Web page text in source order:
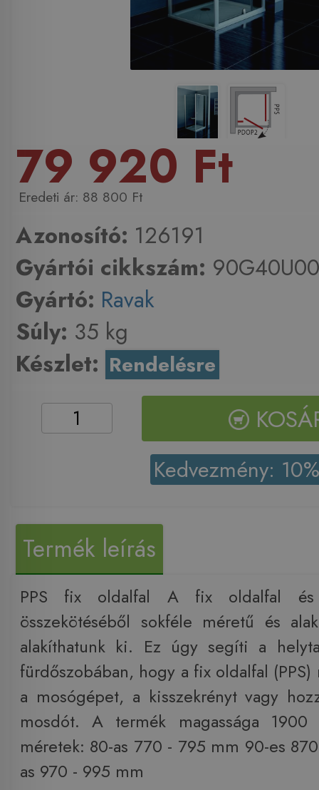
79 920 Ft
88 800 Ft
Azonosító: 126191
Gyártói cikkszám:
Gyártó: Ravak
Súly: 35 kg
Készlet: Rendelésre
Kedvezmény:
Termék leírás
PPS fix oldalfal A fix oldalfal és
összekötéséből sokféle méretű és
alakíthatunk ki. Ez úgy segíti a
fürdőszobában, hogy a fix oldalfal
a mosógépet, a kisszekrényt vagy
mosdót. A termék magassága 1900
méretek: 80-as 770 - 795 mm 90-es
as 970 - 995 mm